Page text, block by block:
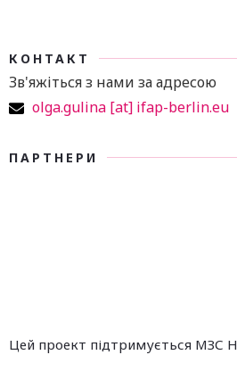
КОНТАКТ
Зв'яжіться з нами за адресою
olga.gulina [at] ifap-berlin.eu
ПАРТНЕРИ
Цей проект підтримується МЗС